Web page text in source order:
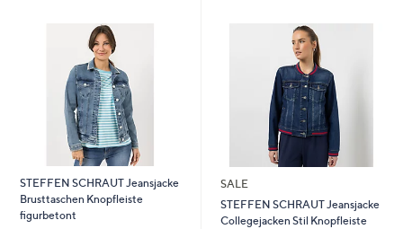
STEFFEN SCHRAUT Jeansjacke
Brusttaschen Knopfleiste
figurbetont
SALE
STEFFEN SCHRAUT Jeansjacke
Collegejacken Stil Knopfleiste